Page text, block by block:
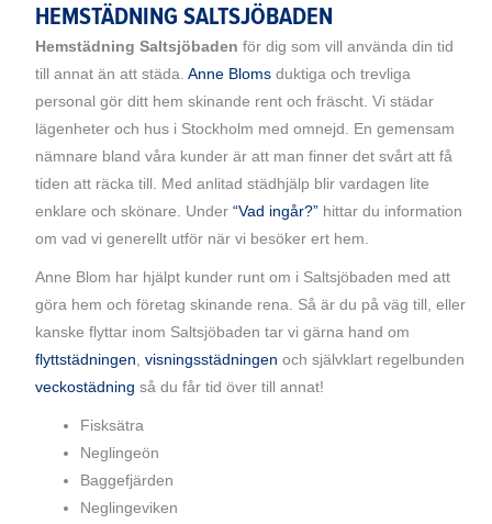
HEMSTÄDNING SALTSJÖBADEN
Hemstädning Saltsjöbaden för dig som vill använda din tid
till annat än att städa.Anne Bloms duktiga och trevliga
personal gör ditt hem skinande rent och fräscht. Vi städar
lägenheter och hus i Stockholm med omnejd. En gemensam
nämnare bland våra kunder är att man finner det svårt att få
tiden att räcka till. Med anlitad städhjälp blir vardagen lite
enklare och skönare. Under“Vad ingår?” hittar du information
om vad vi generellt utför när vi besöker ert hem.
Anne Blom har hjälpt kunder runt om i Saltsjöbaden med att
göra hem och företag skinande rena. Så är du på väg till, eller
kanske flyttar inom Saltsjöbaden tar vi gärna hand om
flyttstädningen visningsstädningen och självklart regelbunden
veckostädning så du får tid över till annat!
Fisksätra
Neglingeön
Baggefjärden
Neglingeviken